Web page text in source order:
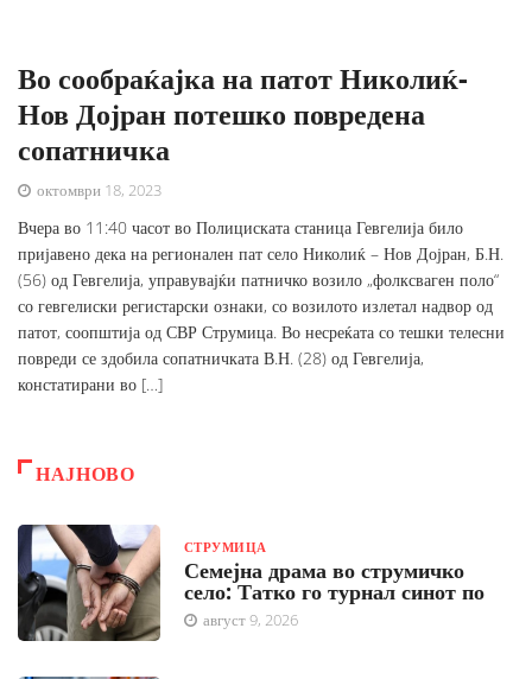
Во сообраќајка на патот Николиќ-
Нов Дојран потешко повредена
сопатничка
октомври 18, 2023
Вчера во 11:40 часот во Полициската станица Гевгелија било
пријавено дека на регионален пат село Николиќ – Нов Дојран, Б.Н.
(56) од Гевгелија, управувајќи патничко возило „фолксваген поло“
со гевгелиски регистарски ознаки, со возилото излетал надвор од
патот, соопштија од СВР Струмица. Во несреќата со тешки телесни
повреди се здобила сопатничката В.Н. (28) од Гевгелија,
констатирани во […]
НАЈНОВО
СТРУМИЦА
Семејна драма во струмичко
село: Татко го турнал синот по
август 9, 2026